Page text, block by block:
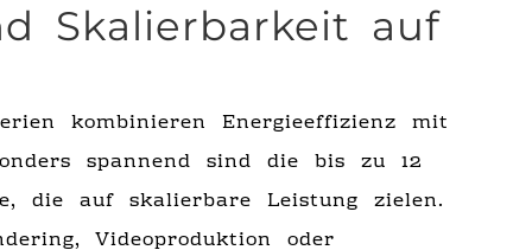
Skalierbarkeit auf
kombinieren Energieeffizienz mit
spannend sind die bis zu 12
die auf skalierbare Leistung zielen.
Videoproduktion oder